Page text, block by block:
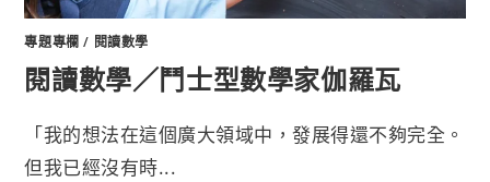
專題專欄 / 閱讀數學
閱讀數學／鬥士型數學家伽羅瓦
「我的想法在這個廣大領域中，發展得還不夠完全。
但我已經沒有時...